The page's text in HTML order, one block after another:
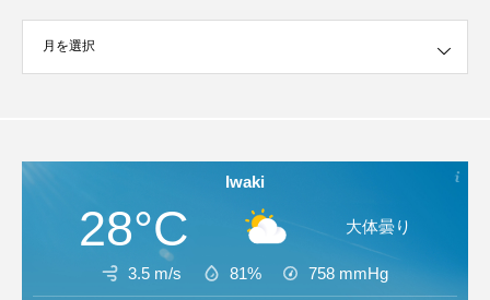
ブ
Iwaki
28°C 大体曇り
3.5 m/s 81% 758 mmHg